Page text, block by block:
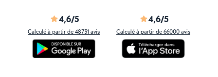
4,6/5
Calculé à partir de 48731 avis
4,6/5
Calculé à partir de 66000 avis